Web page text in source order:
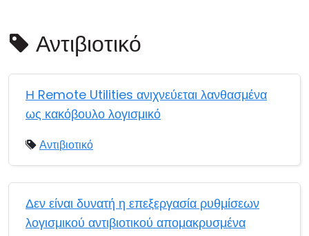
Αντιβιοτικό
Η Remote Utilities ανιχνεύεται λανθασμένα
ως κακόβουλο λογισμικό
Αντιβιοτικό
Δεν είναι δυνατή η επεξεργασία ρυθμίσεων
λογισμικού αντιβιοτικού απομακρυσμένα